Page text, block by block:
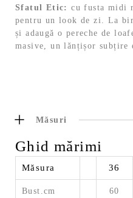
Sfatul Etic: cu fusta midi
pentru un look de zi. La
și adaugă o pereche de
masive, un lănțișor subțire
Măsuri
Ghid mărimi
Măsura 36
Bust.cm 60